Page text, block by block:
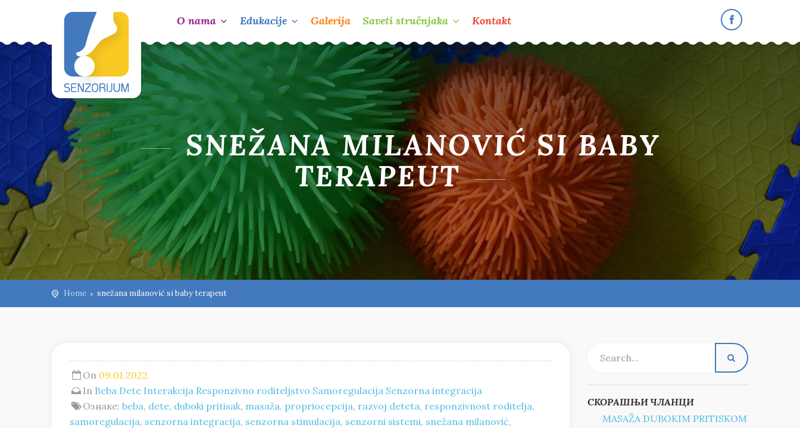
O nama Edukacije Galerija Saveti stručnjaka Kontakt
SNEŽANA MILANOVIĆ SI BABY
TERAPEUT
Home snežana milanović si baby terapeut
On 09.01.2022.
In Beba Dete Interakcija Responzivno roditeljstvo Samoregulacija Senzorna integracija
Ознаке:beba, dete, duboki pritisak, masaža, propriocepcija, razvoj deteta, responzivnost roditelja,
samoregulacija, senzorna integracija, senzorna stimulacija, senzorni sistemi, snežana milanović,
СКОРАШЊИ ЧЛАНЦИ
MASAŽA DUBOKIM PRITISKOM